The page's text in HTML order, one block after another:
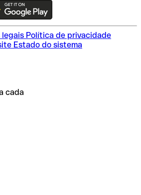
legais Política de privacidade
Estado do sistema
cada